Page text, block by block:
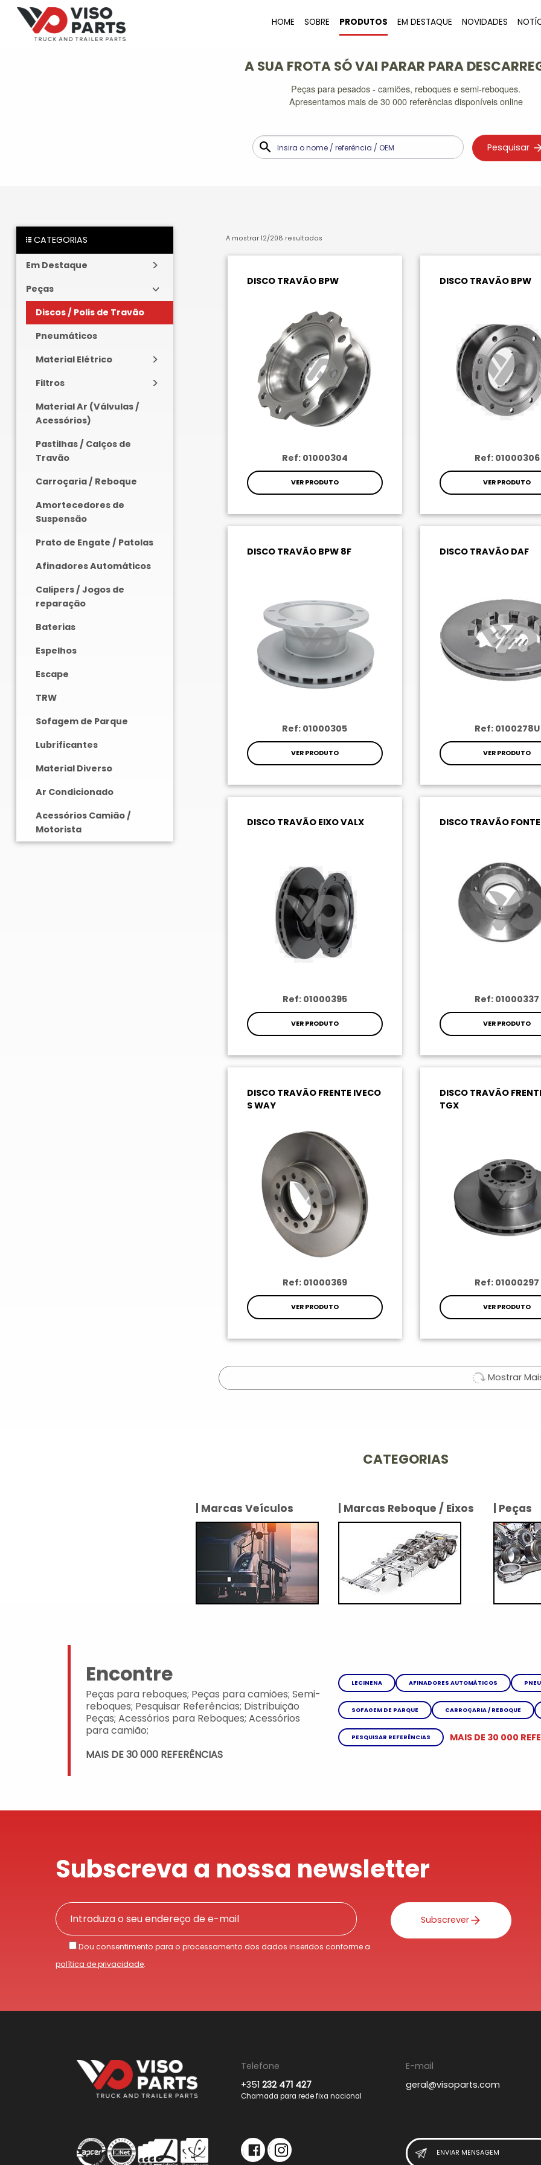
HOME SOBRE PRODUTOS EM DESTAQUE NOVIDADES
A SUA FROTA SÓ VAI PARAR PARA
Peças para pesados - camiões, reboques e semi-reboques.
Apresentamos mais de 30 000 referências disponíveis online
Pesquisar
CATEGORIAS
Em Destaque
Peças
Discos / Polis de Travão
Pneumáticos
Material Elétrico
Filtros
Material Ar (Válvulas /
Acessórios)
Pastilhas / Calços de
Travão
Carroçaria / Reboque
Amortecedores de
Suspensão
Prato de Engate / Patolas
Afinadores Automáticos
Calipers / Jogos de
reparação
Baterias
Espelhos
Escape
TRW
Sofagem de Parque
Lubrificantes
Material Diverso
Ar Condicionado
Acessórios Camião /
Motorista
A mostrar12/208 resultados
DISCO TRAVÃO BPW
Ref: 01000304
VER PRODUTO
DISCO TRAVÃO BPW
Ref: 01000306
VER PRODUTO
DISCO TRAVÃO BPW 8F
Ref: 01000305
VER PRODUTO
DISCO TRAVÃO DAF
Ref: 0100278U
VER PRODUTO
DISCO TRAVÃO EIXO VALX
Ref: 01000395
VER PRODUTO
DISCO TRAVÃO
Ref: 01000337
VER PRODUTO
DISCO TRAVÃO FRENTE IVECO
S WAY
Ref: 01000369
VER PRODUTO
DISCO TRAVÃO
TGX
Ref: 01000297
VER PRODUTO
Mostrar
CATEGORIAS
| Marcas Veículos | Marcas Reboque / Eixos | Peças
Encontre
Peças para reboques; Peças para camiões; Semi-
reboques; Pesquisar Referências; Distribuição
Peças; Acessórios para Reboques; Acessórios
para camião;
MAIS DE 30 000 REFERÊNCIAS
LECINENA AFINADORES AUTOMÁTICOS
SOFAGEM DE PARQUE CARROÇARIA / REBOQUE
PESQUISAR REFERÊNCIAS MAIS DE 30 000
Subscreva a nossa newsletter
Dou consentimento para o processamento dos dados inseridos conforme a
política de privacidade.
Subscrever
Telefone
+351232 471 427
Chamada para rede fixa nacional
E-mail
geral@visoparts.com
ENVIAR MENSAGEM